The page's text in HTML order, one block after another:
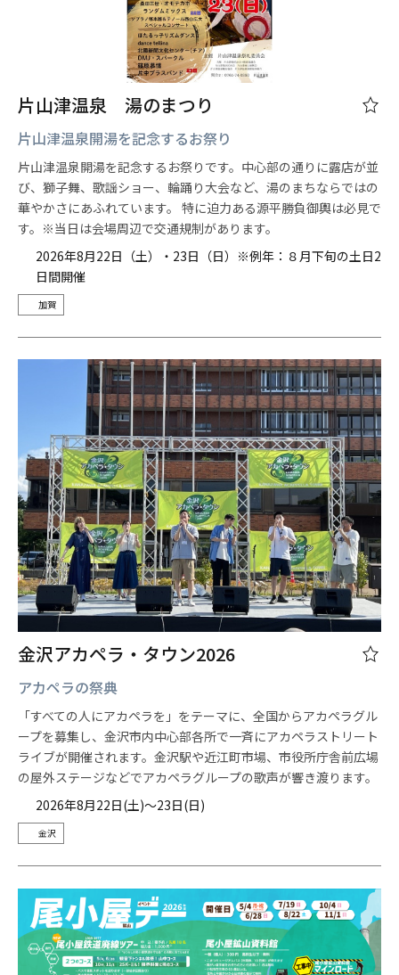
片山津温泉 湯のまつり
片山津温泉開湯を記念するお祭り
片山津温泉開湯を記念するお祭りです。中心部の通りに露店が並
び、獅子舞、歌謡ショー、輪踊り大会など、湯のまちならではの
華やかさにあふれています。 特に迫力ある源平勝負御輿は必見で
す。※当日は会場周辺で交通規制があります。
2026年8月22日（土）・23日（日）※例年：８月下旬の土日2
日間開催
加賀
金沢アカペラ・タウン2026
アカペラの祭典
「すべての人にアカペラを」をテーマに、全国からアカペラグル
ープを募集し、金沢市内中心部各所で一斉にアカペラストリート
ライブが開催されます。金沢駅や近江町市場、市役所庁舎前広場
の屋外ステージなどでアカペラグループの歌声が響き渡ります。
2026年8月22日(土)～23日(日)
金沢